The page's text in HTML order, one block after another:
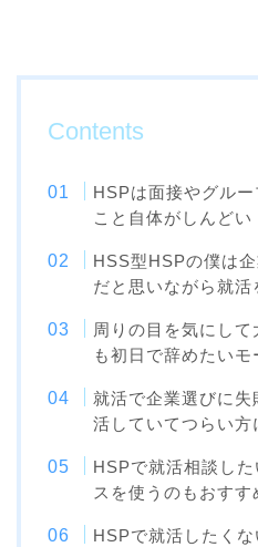
Contents
HSPは面接やグル
こと自体がしんどい
HSS型HSPの僕は
だと思いながら就活
周りの目を気にし
も初日で辞めたいモ
就活で企業選びに
活していてつらい方
HSPで就活相談し
スを使うのもおすす
HSPで就活したく